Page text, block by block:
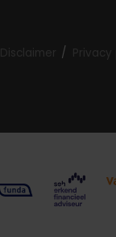
Disclaimer Privacy